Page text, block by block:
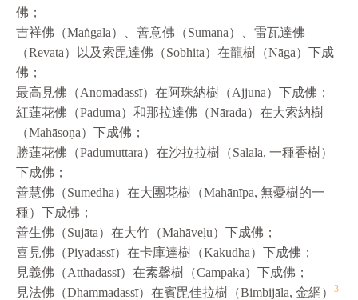
佛；
吉祥佛（Maṅgala）、善意佛（Sumana）、雷瓦達佛
（Revata）以及索毘達佛（Sobhita）在龍樹（Nāga）下成
佛；
最高見佛（Anomadassī）在阿珠納樹（Ajjuna）下成佛；
紅蓮花佛（Paduma）和那拉達佛（Nārada）在大索納樹
（Mahāsoṇa）下成佛；
勝蓮花佛（Padumuttara）在沙拉拉樹（Salala, 一種香樹）
下成佛；
善慧佛（Sumedha）在大團花樹（Mahānīpa, 無憂樹的一
種）下成佛；
善生佛（Sujāta）在大竹（Mahāveḷu）下成佛；
喜見佛（Piyadassī）在卡庫達樹（Kakudha）下成佛；
見義佛（Atthadassī）在素馨樹（Campaka）下成佛；
見法佛（Dhammadassī）在賓毘佳拉樹（Bimbijāla, 金網）
3